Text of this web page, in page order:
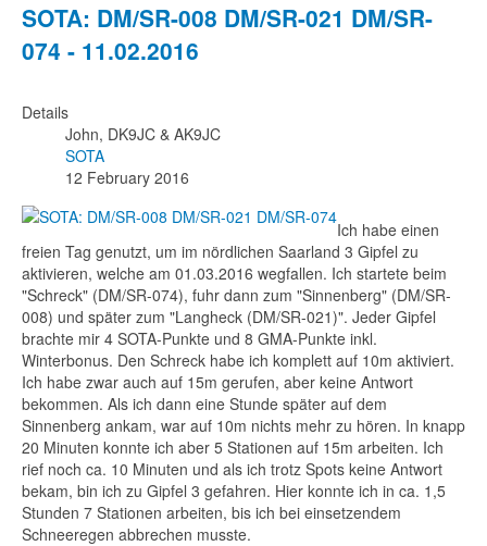
SOTA: DM/SR-008 DM/SR-021 DM/SR-
074 - 11.02.2016
Details
John, DK9JC & AK9JC
SOTA
12 February 2016
Ich habe einen
freien Tag genutzt, um im nördlichen Saarland 3 Gipfel zu
aktivieren, welche am 01.03.2016 wegfallen. Ich startete beim
"Schreck" (DM/SR-074), fuhr dann zum "Sinnenberg" (DM/SR-
008) und später zum "Langheck (DM/SR-021)". Jeder Gipfel
brachte mir 4 SOTA-Punkte und 8 GMA-Punkte inkl.
Winterbonus. Den Schreck habe ich komplett auf 10m aktiviert.
Ich habe zwar auch auf 15m gerufen, aber keine Antwort
bekommen. Als ich dann eine Stunde später auf dem
Sinnenberg ankam, war auf 10m nichts mehr zu hören. In knapp
20 Minuten konnte ich aber 5 Stationen auf 15m arbeiten. Ich
rief noch ca. 10 Minuten und als ich trotz Spots keine Antwort
bekam, bin ich zu Gipfel 3 gefahren. Hier konnte ich in ca. 1,5
Stunden 7 Stationen arbeiten, bis ich bei einsetzendem
Schneeregen abbrechen musste.